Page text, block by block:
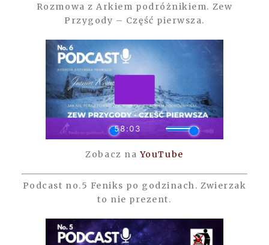
Rozmowa z Arkiem podróżnikiem. Zew
Przygody – Część pierwsza.
Zobacz na YouTube
Podcast no.5 Feniks po godzinach. Zwierzak
to nie prezent.